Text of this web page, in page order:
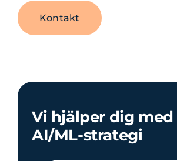
Vi hjälper dig
AI/ML-strategi
Kontakt